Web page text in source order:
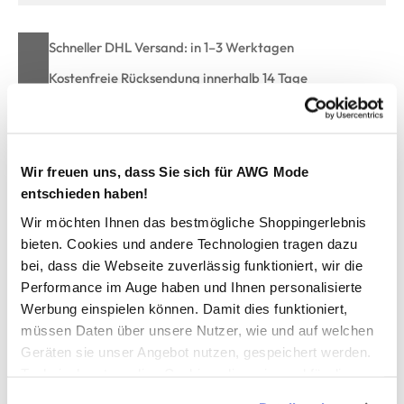
Wir freuen uns, dass Sie sich für AWG Mode
entschieden haben!
Wir möchten Ihnen das bestmögliche Shoppingerlebnis
bieten. Cookies und andere Technologien tragen dazu
bei, dass die Webseite zuverlässig funktioniert, wir die
Performance im Auge haben und Ihnen personalisierte
Werbung einspielen können. Damit dies funktioniert,
müssen Daten über unsere Nutzer, wie und auf welchen
Geräten sie unser Angebot nutzen, gespeichert werden.
Schneller DHL Versand: in 1–3 Werktagen
Kostenfreie Rücksendung innerhalb 14 Tage
Kostenlose Filiallieferung in Ihre Wunschfiliale
Zur Wunschliste hinzufügen
Only Carmakoma CARTIRA SS V-NECK TEE T-Shirt
Schlichtes Damen Shirt von Only Carmakoma
Mit V-Ausschnitt
Locker, legerer Schnitt